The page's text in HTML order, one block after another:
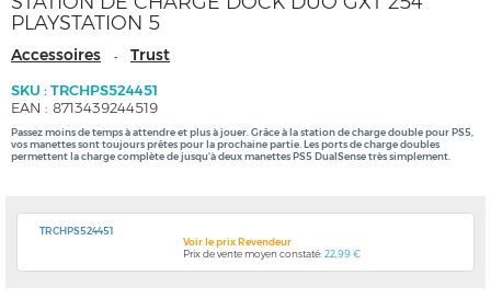
PLAYSTATION 5
Accessoires - Trust
SKU : TRCHPS524451
EAN : 8713439244519
Passez moins de temps à attendre et plus à jouer. Grâce à la station de charge double pour PS5,
vos manettes sont toujours prêtes pour la prochaine partie. Les ports de charge doubles
permettent la charge complète de jusqu'à deux manettes PS5 DualSense très simplement.
TRCHPS524451
Voir le prix Revendeur
Prix de vente moyen constaté:22,99 €